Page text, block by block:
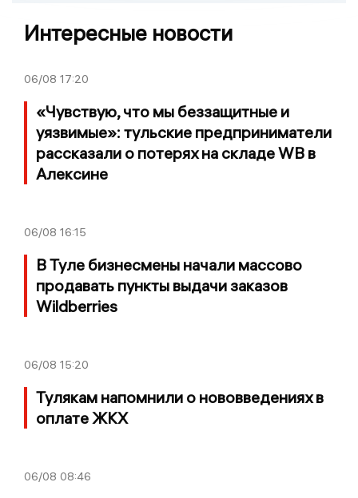
Интересные новости
06/08 17:20
«Чувствую, что мы беззащитные и
уязвимые»: тульские предприниматели
рассказали о потерях на складе WB в
Алексине
06/08 16:15
В Туле бизнесмены начали массово
продавать пункты выдачи заказов
Wildberries
06/08 15:20
Тулякам напомнили о нововведениях в
оплате ЖКХ
06/08 08:46